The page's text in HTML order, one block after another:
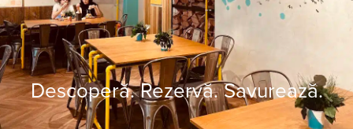
Descoperă. Rezervă. Savurează.